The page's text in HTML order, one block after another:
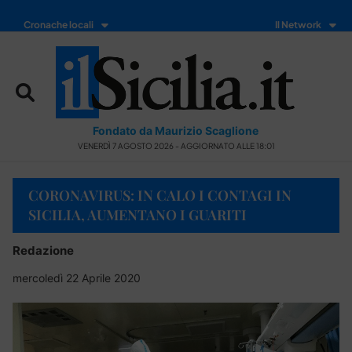
Cronache locali Il Network
Fondato da Maurizio Scaglione
VENERDÌ 7 AGOSTO 2026 - AGGIORNATO ALLE 18:01
CORONAVIRUS: IN CALO I CONTAGI IN
SICILIA, AUMENTANO I GUARITI
Redazione
mercoledì 22 Aprile 2020